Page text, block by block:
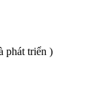
phát triển )